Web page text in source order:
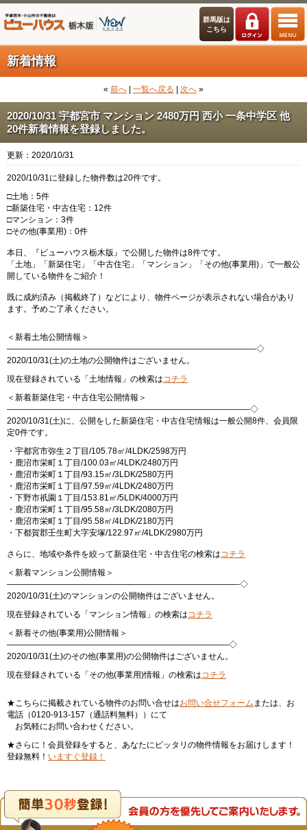
群馬版は
こちら
新着情報
« 前へ 一覧へ戻る 次へ »
2020/10/31 宇都宮市 マンション 2480万円 西小 一条中学区 他
20件新着情報を登録しました。
更新：2020/10/31
2020/10/31に登録した物件数は20件です。
□土地：5件
□新築住宅・中古住宅：12件
□マンション：3件
□その他(事業用)：0件
本日、『ビューハウス栃木版』で公開した物件は8件です。
「土地」「新築住宅」「中古住宅」「マンション」「その他(事業用)」で一般公
開している物件をご紹介！
既に成約済み（掲載終了）などにより、物件ページが表示されない場合があり
ます。予めご了承ください。
＜新着土地公開情報＞
——————————————————————————————-◇
2020/10/31(土)の土地の公開物件はございません。
現在登録されている「土地情報」の検索はコチラ
＜新着新築住宅・中古住宅公開情報＞
—————————————————————————————–◇
2020/10/31(土)に、公開をした新築住宅・中古住宅情報は一般公開8件、会員限
定0件です。
・宇都宮市弥生２丁目/105.78㎡/4LDK/2598万円
・鹿沼市栄町１丁目/100.03㎡/4LDK/2480万円
・鹿沼市栄町１丁目/93.15㎡/3LDK/2580万円
・鹿沼市栄町１丁目/97.59㎡/4LDK/2480万円
・下野市祇園１丁目/153.81㎡/5LDK/4000万円
・鹿沼市栄町１丁目/95.58㎡/3LDK/2080万円
・鹿沼市栄町１丁目/95.58㎡/4LDK/2180万円
・下都賀郡壬生町大字安塚/122.97㎡/4LDK/2980万円
さらに、地域や条件を絞って新築住宅・中古住宅の検索はコチラ
＜新着マンション公開情報＞
————————————————————————————-◇
2020/10/31(土)のマンションの公開物件はございません。
現在登録されている「マンション情報」の検索はコチラ
＜新着その他(事業用)公開情報＞
———————————————————————————◇
2020/10/31(土)のその他(事業用)の公開物件はございません。
現在登録されている「その他(事業用)情報」の検索はコチラ
★こちらに掲載されている物件のお問い合せはお問い合せフォーム または、お
電話（0120-913-157（通話料無料））にて
お気軽にお問い合わせください。
★さらに！会員登録をすると、あなたにピッタリの物件情報をお届けします！
登録無料！ いますぐ登録！